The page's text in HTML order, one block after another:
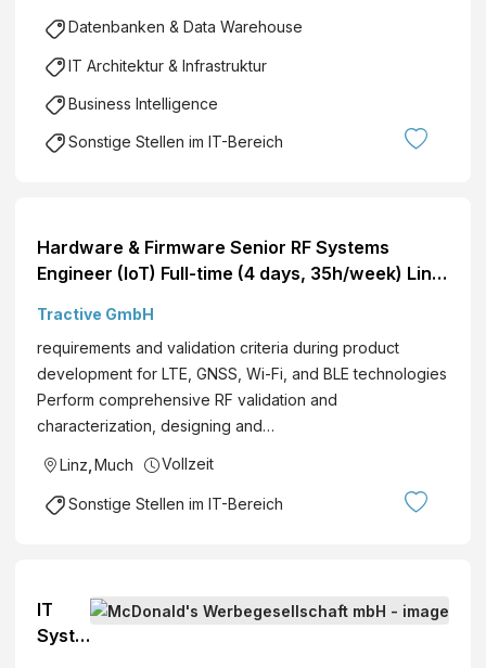
Datenbanken & Data Warehouse
IT Architektur & Infrastruktur
Business Intelligence
Sonstige Stellen im IT-Bereich
Hardware & Firmware Senior RF Systems
Engineer (IoT) Full-time (4 days, 35h/week) Linz,
Tractive GmbH
requirements and validation criteria during product
development for LTE, GNSS, Wi-Fi, and BLE technologies
Perform comprehensive RF validation and
characterization, designing and…
Linz Much Vollzeit
Sonstige Stellen im IT-Bereich
IT
Syste